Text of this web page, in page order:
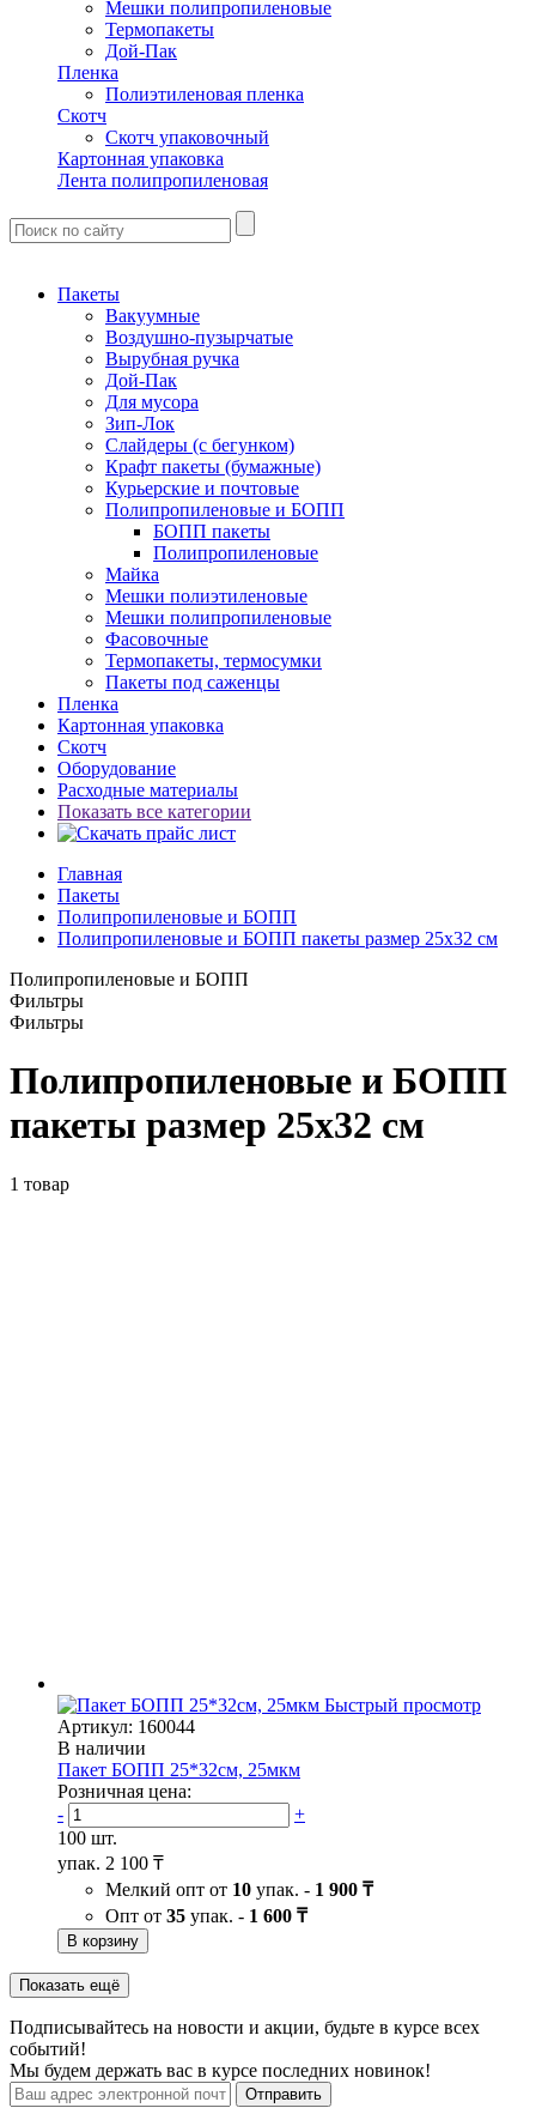
Мешки полипропиленовые
Термопакеты
Дой-Пак
Пленка
Полиэтиленовая пленка
Скотч
Скотч упаковочный
Картонная упаковка
Лента полипропиленовая
Пакеты
Вакуумные
Воздушно-пузырчатые
Вырубная ручка
Дой-Пак
Для мусора
Зип-Лок
Слайдеры (с бегунком)
Крафт пакеты (бумажные)
Курьерские и почтовые
Полипропиленовые и БОПП
БОПП пакеты
Полипропиленовые
Майка
Мешки полиэтиленовые
Мешки полипропиленовые
Фасовочные
Термопакеты, термосумки
Пакеты под саженцы
Пленка
Картонная упаковка
Скотч
Оборудование
Расходные материалы
Показать все категории
Главная
Пакеты
Полипропиленовые и БОПП
Полипропиленовые и БОПП пакеты размер 25x32 см
Полипропиленовые и БОПП
Фильтры
Фильтры
Полипропиленовые и БОПП
пакеты размер 25x32 см
1 товар
Быстрый просмотр
Артикул: 160044
В наличии
Пакет БОПП 25*32см, 25мкм
Розничная цена:
-
+
100 шт.
упак. 2 100 ₸
Мелкий опт от 10 упак. - 1 900 ₸
Опт от 35 упак. - 1 600 ₸
В корзину
Показать ещё
Подписывайтесь на новости и акции, будьте в курсе всех
событий!
Мы будем держать вас в курсе последних новинок!